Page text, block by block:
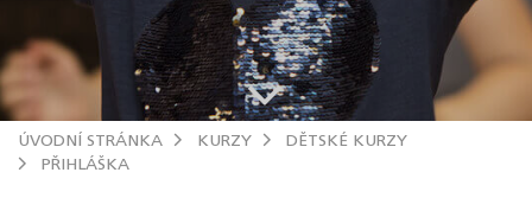
.
ÚVODNÍ STRÁNKA KURZY
DĚTSKÉ KURZY
PŘIHLÁŠKA